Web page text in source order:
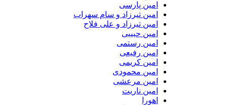
امین پارسی
امین تیرزاد و سام سهراب
امین تیرزاد و علی فلاح
امین حبیبی
امین رستمی
امین رفیعی
امین کریمی
امین محمودی
امین مرعشی
امین ناریت